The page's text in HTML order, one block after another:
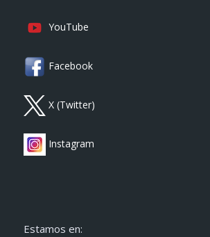
YouTube
Facebook
X (Twitter)
Instagram
Estamos en: